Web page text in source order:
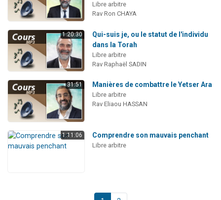
Libre arbitre
Rav Ron CHAYA
1:20:30
Qui-suis je, ou le statut de l'individu
dans la Torah
Libre arbitre
Rav Raphaël SADIN
31:51 Manières de combattre le Yetser Ara
Libre arbitre
Rav Eliaou HASSAN
1:11:06 Comprendre son mauvais penchant
Libre arbitre